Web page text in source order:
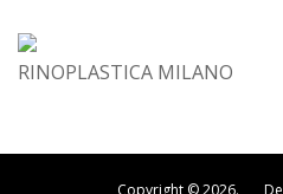
RINOPLASTICA MILANO
Copyright © 2026.